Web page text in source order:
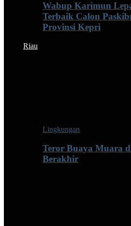
Wabup Karimun
Terbaik Calon
Provinsi Kepri
Riau
Lingkungan
Teror Buaya Muara
Berakhir